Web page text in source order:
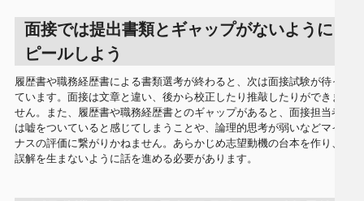
面接では提出書類とギャップがないようにア
ピールしよう
履歴書や職務経歴書による書類選考が終わると、次は面接試験が待っ
ています。面接は文章と違い、後から校正したり推敲したりができま
せん。また、履歴書や職務経歴書とのギャップがあると、面接担当者
は嘘をついていると感じてしまうことや、論理的思考が弱いなどマイ
ナスの評価に繋がりかねません。あらかじめ志望動機の台本を作り、
誤解を生まないように話を進める必要があります。